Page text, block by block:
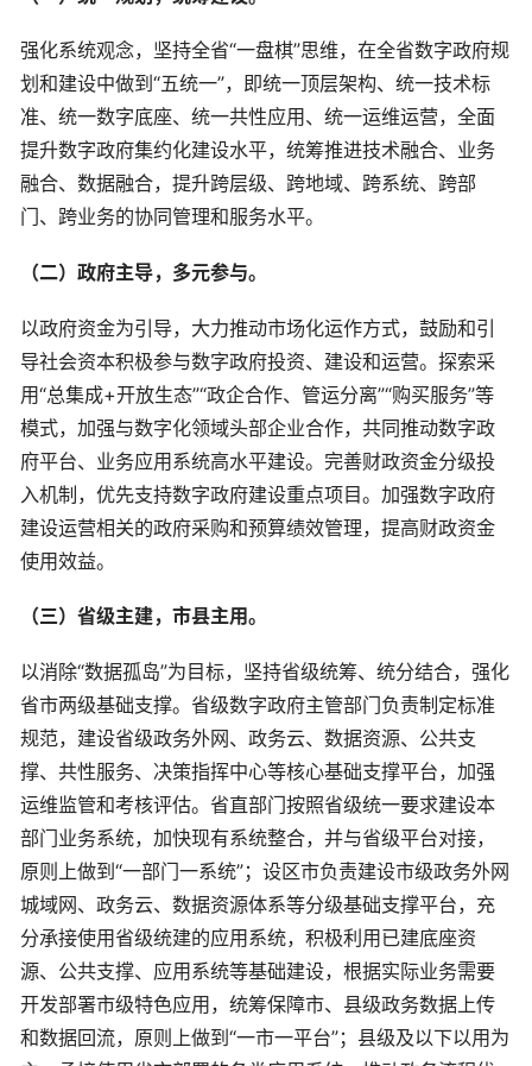
强化系统观念，坚持全省“一盘棋”思维，在全省数字政府规
划和建设中做到“五统一”，即统一顶层架构、统一技术标
准、统一数字底座、统一共性应用、统一运维运营，全面
提升数字政府集约化建设水平，统筹推进技术融合、业务
融合、数据融合，提升跨层级、跨地域、跨系统、跨部
门、跨业务的协同管理和服务水平。
（二）政府主导，多元参与。
以政府资金为引导，大力推动市场化运作方式，鼓励和引
导社会资本积极参与数字政府投资、建设和运营。探索采
用“总集成+开放生态”“政企合作、管运分离”“购买服务”等
模式，加强与数字化领域头部企业合作，共同推动数字政
府平台、业务应用系统高水平建设。完善财政资金分级投
入机制，优先支持数字政府建设重点项目。加强数字政府
建设运营相关的政府采购和预算绩效管理，提高财政资金
使用效益。
（三）省级主建，市县主用。
以消除“数据孤岛”为目标，坚持省级统筹、统分结合，强化
省市两级基础支撑。省级数字政府主管部门负责制定标准
规范，建设省级政务外网、政务云、数据资源、公共支
撑、共性服务、决策指挥中心等核心基础支撑平台，加强
运维监管和考核评估。省直部门按照省级统一要求建设本
部门业务系统，加快现有系统整合，并与省级平台对接，
原则上做到“一部门一系统”；设区市负责建设市级政务外网
城域网、政务云、数据资源体系等分级基础支撑平台，充
分承接使用省级统建的应用系统，积极利用已建底座资
源、公共支撑、应用系统等基础建设，根据实际业务需要
开发部署市级特色应用，统筹保障市、县级政务数据上传
和数据回流，原则上做到“一市一平台”；县级及以下以用为